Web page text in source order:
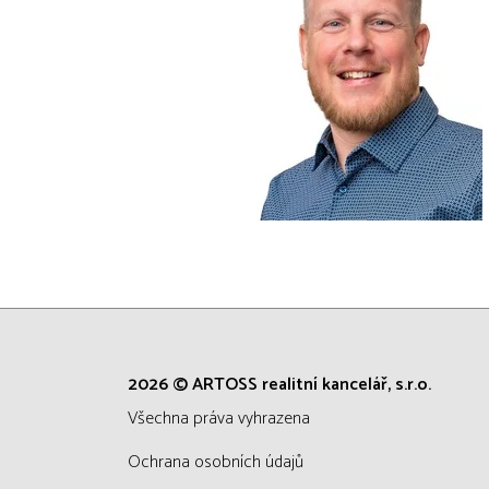
2026 © ARTOSS realitní kancelář, s.r.o.
všechna práva vyhrazena
Ochrana osobních údajů